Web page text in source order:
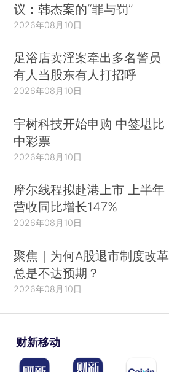
议：韩杰案的“罪与罚”
2026年08月10日
足浴店卖淫案牵出多名警员
有人当股东有人打招呼
2026年08月10日
宇树科技开始申购 中签堪比
中彩票
2026年08月10日
摩尔线程拟赴港上市 上半年
营收同比增长147%
2026年08月10日
聚焦｜为何A股退市制度改革
总是不达预期？
2026年08月10日
财新移动